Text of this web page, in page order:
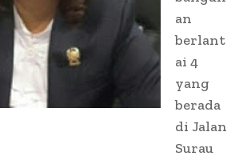
an
berlant
ai 4
yang
berada
di Jalan
Surau